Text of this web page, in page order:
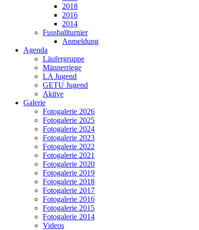
2018
2016
2014
Fussballturnier
Anmeldung
Agenda
Läufergruppe
Männerriege
LA Jugend
GETU Jugend
Aktive
Galerie
Fotogalerie 2026
Fotogalerie 2025
Fotogalerie 2024
Fotogalerie 2023
Fotogalerie 2022
Fotogalerie 2021
Fotogalerie 2020
Fotogalerie 2019
Fotogalerie 2018
Fotogalerie 2017
Fotogalerie 2016
Fotogalerie 2015
Fotogalerie 2014
Videos